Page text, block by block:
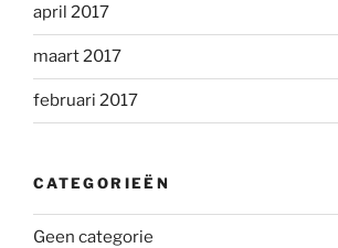
april 2017
maart 2017
februari 2017
CATEGORIEËN
Geen categorie